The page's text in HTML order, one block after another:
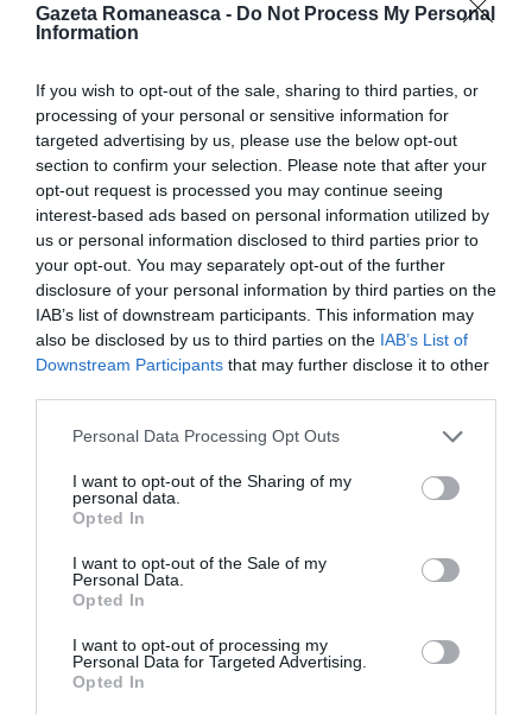
Gazeta Romaneasca - Do Not Process My Personal
Information
If you wish to opt-out of the sale, sharing to third parties, or
processing of your personal or sensitive information for
targeted advertising by us, please use the below opt-out
section to confirm your selection. Please note that after your
opt-out request is processed you may continue seeing
interest-based ads based on personal information utilized by
us or personal information disclosed to third parties prior to
your opt-out. You may separately opt-out of the further
disclosure of your personal information by third parties on the
IAB’s list of downstream participants. This information may
also be disclosed by us to third parties on the IAB’s List of
Downstream Participants that may further disclose it to other
Personal Data Processing Opt Outs
I want to opt-out of the Sharing of my
personal data.
Opted In
I want to opt-out of the Sale of my
Personal Data.
Opted In
I want to opt-out of processing my
Personal Data for Targeted Advertising.
Opted In
precizat Adrian Vasilescu.
Sicilia, și-a bătut soția și a amenințat-o cu
cuțitul, român arestat de carabinieri după
Următorul articol
Napoli, cantitate uriașă de țigări de
contrabandă într-un camion românesc,
ascunse în panourile izolatoare